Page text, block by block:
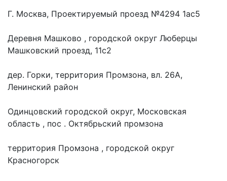
Г. Москва, Проектируемый проезд №4294 1ас5
Деревня Машково , городской округ Люберцы
Машковский проезд, 11с2
дер. Горки, территория Промзона, вл. 26А,
Ленинский район
Одинцовский городской округ, Московская
область , пос . Октябрьский промзона
территория Промзона , городской округ
Красногорск